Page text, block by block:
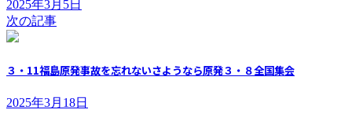
2025年3月5日
次の記事
３・11福島原発事故を忘れないさようなら原発３・８全国集会
2025年3月18日